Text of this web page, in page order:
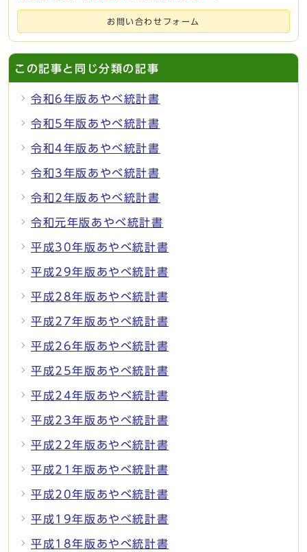
お問い合わせフォーム
この記事と同じ分類の記事
令和6年版あやべ統計書
令和5年版あやべ統計書
令和4年版あやべ統計書
令和3年版あやべ統計書
令和2年版あやべ統計書
令和元年版あやべ統計書
平成30年版あやべ統計書
平成29年版あやべ統計書
平成28年版あやべ統計書
平成27年版あやべ統計書
平成26年版あやべ統計書
平成25年版あやべ統計書
平成24年版あやべ統計書
平成23年版あやべ統計書
平成22年版あやべ統計書
平成21年版あやべ統計書
平成20年版あやべ統計書
平成19年版あやべ統計書
平成18年版あやべ統計書